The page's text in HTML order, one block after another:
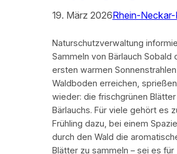
19. März 2026Rhein-Neckar-
Naturschutzverwaltung
Sammeln von Bärlauch Sobald
ersten warmen
Waldboden erreichen,
wieder: die frischgrünen
Bärlauchs. Für viele gehört es
Frühling dazu, bei einem
durch den Wald die
Blätter zu sammeln – sei es für